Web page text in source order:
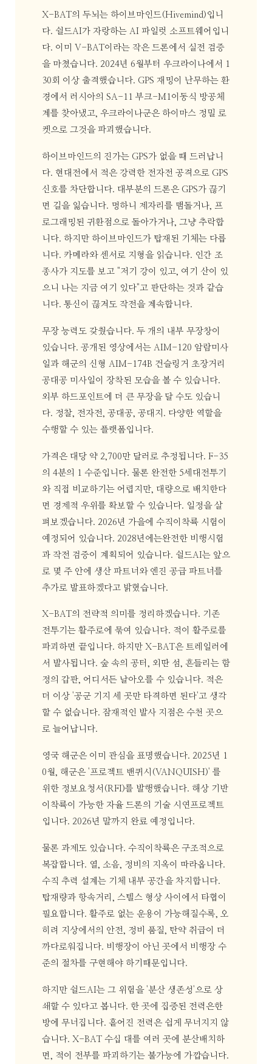
X-BAT의 두뇌는 하이브마인드(Hivemind)입니
다. 쉴드AI가 자랑하는 AI 파일럿 소프트웨어입니
다. 이미 V-BAT이라는 작은 드론에서 실전 검증
을 마쳤습니다. 2024년 6월부터 우크라이나에서 1
30회 이상 출격했습니다. GPS 재밍이 난무하는 환
경에서 러시아의 SA-11 부크-M1이동식 방공체
계를 찾아냈고, 우크라이나군은 하이마스 정밀 로
켓으로 그것을 파괴했습니다.
하이브마인드의 진가는 GPS가 없을 때 드러납니
다. 현대전에서 적은 강력한 전자전 공격으로 GPS
신호를 차단합니다. 대부분의 드론은 GPS가 끊기
면 길을 잃습니다. 멍하니 제자리를 맴돌거나, 프
로그래밍된 귀환점으로 돌아가거나, 그냥 추락합
니다. 하지만 하이브마인드가 탑재된 기체는 다릅
니다. 카메라와 센서로 지형을 읽습니다. 인간 조
종사가 지도를 보고 "저기 강이 있고, 여기 산이 있
으니 나는 지금 여기 있다"고 판단하는 것과 같습
니다. 통신이 끊겨도 작전을 계속합니다.
무장 능력도 갖췄습니다. 두 개의 내부 무장창이
있습니다. 공개된 영상에서는 AIM-120 암람미사
일과 해군의 신형 AIM-174B 건슬링거 초장거리
공대공 미사일이 장착된 모습을 볼 수 있습니다.
외부 하드포인트에 더 큰 무장을 달 수도 있습니
다. 정찰, 전자전, 공대공, 공대지. 다양한 역할을
수행할 수 있는 플랫폼입니다.
가격은 대당 약 2,700만 달러로 추정됩니다. F-35
의 4분의 1 수준입니다. 물론 완전한 5세대전투기
와 직접 비교하기는 어렵지만, 대량으로 배치한다
면 경제적 우위를 확보할 수 있습니다. 일정을 살
펴보겠습니다. 2026년 가을에 수직이착륙 시험이
예정되어 있습니다. 2028년에는완전한 비행시험
과 작전 검증이 계획되어 있습니다. 쉴드AI는 앞으
로 몇 주 안에 생산 파트너와 엔진 공급 파트너를
추가로 발표하겠다고 밝혔습니다.
X-BAT의 전략적 의미를 정리하겠습니다. 기존
전투기는 활주로에 묶여 있습니다. 적이 활주로를
파괴하면 끝입니다. 하지만 X-BAT은 트레일러에
서 발사됩니다. 숲 속의 공터, 외딴 섬, 흔들리는 함
정의 갑판, 어디서든 날아오를 수 있습니다. 적은
더 이상 '공군 기지 세 곳만 타격하면 된다'고 생각
할 수 없습니다. 잠재적인 발사 지점은 수천 곳으
로 늘어납니다.
영국 해군은 이미 관심을 표명했습니다. 2025년 1
0월, 해군은 '프로젝트 밴퀴시(VANQUISH)' 를
위한 정보요청서(RFI)를 발행했습니다. 해상 기반
이착륙이 가능한 자율 드론의 기술 시연프로젝트
입니다. 2026년 말까지 완료 예정입니다.
물론 과제도 있습니다. 수직이착륙은 구조적으로
복잡합니다. 열, 소음, 정비의 지옥이 따라옵니다.
수직 추력 설계는 기체 내부 공간을 차지합니다.
탑재량과 항속거리, 스텔스 형상 사이에서 타협이
필요합니다. 활주로 없는 운용이 가능해질수록, 오
히려 지상에서의 안전, 정비 품질, 탄약 취급이 더
까다로워집니다. 비행장이 아닌 곳에서 비행장 수
준의 절차를 구현해야 하기때문입니다.
하지만 쉴드AI는 그 위험을 '분산 생존성'으로 상
쇄할 수 있다고 봅니다. 한 곳에 집중된 전력은한
방에 무너집니다. 흩어진 전력은 쉽게 무너지지 않
습니다. X-BAT 수십 대를 여러 곳에 분산배치하
면, 적이 전부를 파괴하기는 불가능에 가깝습니다.